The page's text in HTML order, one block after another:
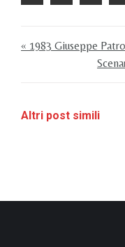
« 1983 Giuseppe
Altri post simili